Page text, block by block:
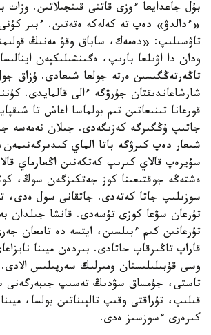
بۇل جاعدايعا ءوزى قاتتى قىنجىلاتىن. وزات
«ءدالدۋ» دەپ تە كەلەكە ەتەتىن. ءبىر
تاۋسىلىپ: «دەمەك، ساباق وقۋ مەنىڭ
ودان دا اۋىلعا بارىپ، ەگىنشىلىكپەن
تاڭەرتەڭگىسىن ەرتە جولعا شىعادى. ۇزاق
شارشاعاندىقتان جۇرۋگە ءالى قالمايدى.
قورعانا تىنىعاتىن تىم بولماسا اعاش تا
جاتىپ ۇڭگىرگە كەزىگەدى. جىلان نەمەسە
شىعار دەپ كىرۋگە باتا الماي
سۇيرەپ قالاي كىرىپ كەتكەنىن اڭعارماي
ەشتەڭە جوقتىعىنا كوز جەتكىزگەن سوڭ،
سوزىلىپ جاتا كەتەدى. جاتقانى سول ەدى،
تۇرعان سۋعا كوزى تۇسەدى. قانشا جىلدان
تۇرعانىن كىم ءبىلسىن، ايتسە دە تامعان
قاراپ تاڭىرقاپ جاتادى. بىردەن ميىنا
وسى قۇبىلىلىستان ومىرلىك سەرپىلىس
تاستى، جۇمساق سۋدىڭ تەسىپ جىبەرگەنى
قىلىپ، تۇراقتى وقىپ تالپىناتىن بولسا،
كىرەرى ءسوزسىز ەدى.